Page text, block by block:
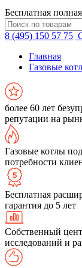
Бесплатная
8 (495) 150 57 75
Главная
Газовые
более 60 лет
репутации на
Газовые котлы
потребности
Бесплатная
гарантия до 5 лет
Собственный
исследований и